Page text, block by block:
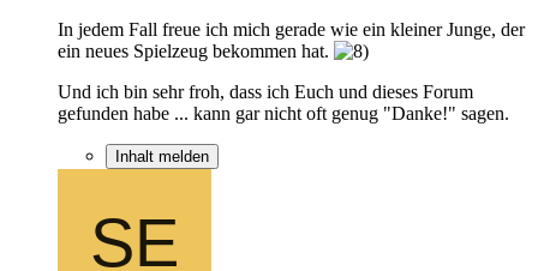
In jedem Fall freue ich mich gerade wie ein kleiner Junge, der
ein neues Spielzeug bekommen hat.
Und ich bin sehr froh, dass ich Euch und dieses Forum
gefunden habe ... kann gar nicht oft genug "Danke!" sagen.
Inhalt melden